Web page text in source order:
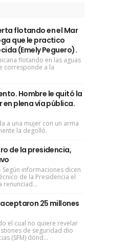
flotando en el Mar
que le practico
(Emely Peguero).
flotando en las aguas
corresponde a la
Hombre le quitó la
en plena vía pública.
a una mujer con un arma
la degolló.
de la presidencia,
Según informaciones dicen
de la Presidencia el
renunciad...
aceptaron 25 millones
el cual no quiere revelar
de seguridad dio
(SFM) dond...